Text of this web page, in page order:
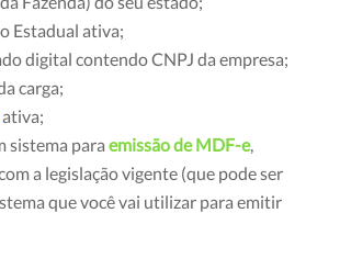
Estadual ativa;
digital contendo CNPJ da empresa;
carga;
sistema para emissão de MDF-e,
a legislação vigente (que pode ser
que você vai utilizar para emitir